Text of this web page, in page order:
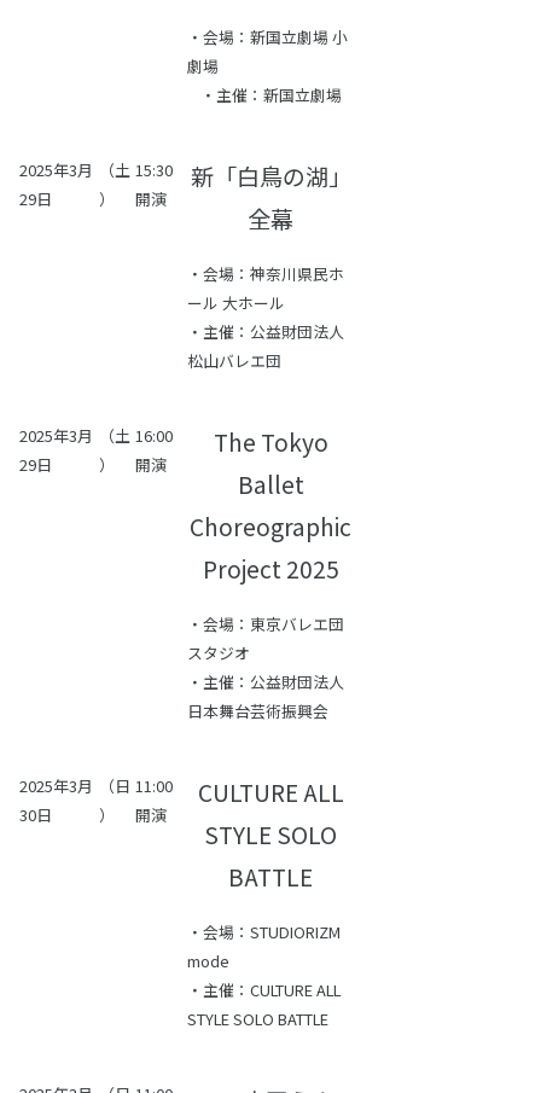
・会場：新国立劇場 小
劇場
・主催：新国立劇場
2025年3月
29日
（土
）
15:30
開演
新「白鳥の湖」
全幕
・会場：神奈川県民ホ
ール 大ホール​
・主催：公益財団法人
松山バレエ団
2025年3月
29日
（土
）
16:00
開演
The Tokyo
Ballet
Choreographic
Project 2025
・会場：東京バレエ団
スタジオ
・主催：公益財団法人
日本舞台芸術振興会
2025年3月
30日
（日
）
11:00
開演
CULTURE ALL
STYLE SOLO
BATTLE
・会場：STUDIORIZM
mode
・主催：CULTURE ALL
STYLE SOLO BATTLE